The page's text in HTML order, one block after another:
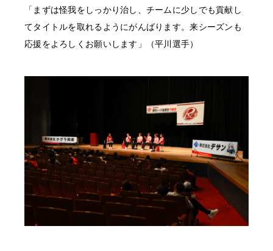
「まずは怪我をしっかり治し、チームに少しでも貢献し
てタイトルを取れるようにがんばります。来シーズンも
応援をよろしくお願いします」（平川選手）